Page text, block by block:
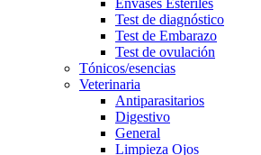
Envases Estériles
Test de diagnóstico
Test de Embarazo
Test de ovulación
Tónicos/esencias
Veterinaria
Antiparasitarios
Digestivo
General
Limpieza Ojos